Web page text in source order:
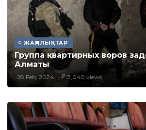
ЖАҢАЛЫҚТАР
Группа квартирных воров
Алматы
28 Feb, 2024 3,040 views